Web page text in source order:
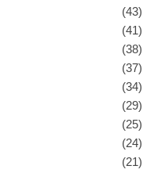
(43)
(41)
(38)
(37)
(34)
(29)
(25)
(24)
(21)